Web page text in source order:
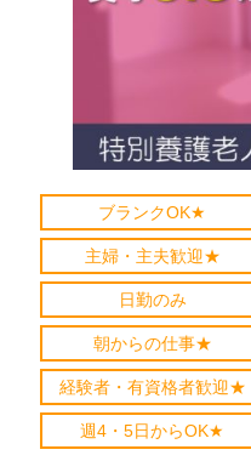
ブランクOK★
主婦・主夫歓迎★
日勤のみ
朝からの仕事★
経験者・有資格者歓迎★
週4・5日からOK★